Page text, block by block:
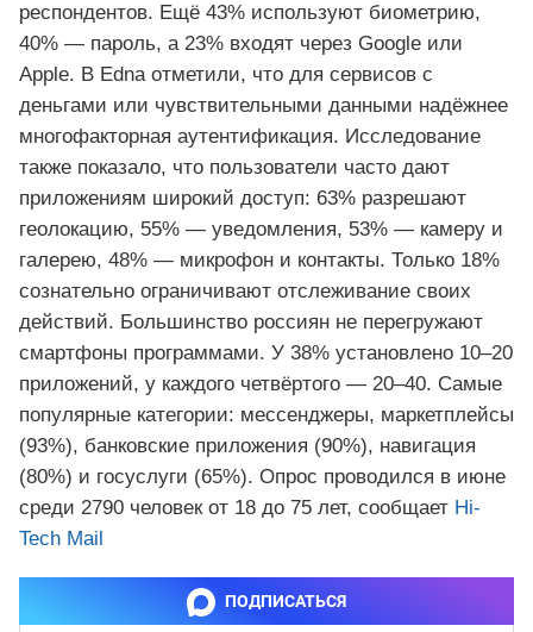
респондентов. Ещё 43% используют биометрию,
40% — пароль, а 23% входят через Google или
Apple. В Edna отметили, что для сервисов с
деньгами или чувствительными данными надёжнее
многофакторная аутентификация. Исследование
также показало, что пользователи часто дают
приложениям широкий доступ: 63% разрешают
геолокацию, 55% — уведомления, 53% — камеру и
галерею, 48% — микрофон и контакты. Только 18%
сознательно ограничивают отслеживание своих
действий. Большинство россиян не перегружают
смартфоны программами. У 38% установлено 10–20
приложений, у каждого четвёртого — 20–40. Самые
популярные категории: мессенджеры, маркетплейсы
(93%), банковские приложения (90%), навигация
(80%) и госуслуги (65%). Опрос проводился в июне
среди 2790 человек от 18 до 75 лет, сообщает Hi-
Tech Mail
ПОДПИСАТЬСЯ